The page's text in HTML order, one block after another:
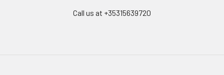
Call us at +35315639720